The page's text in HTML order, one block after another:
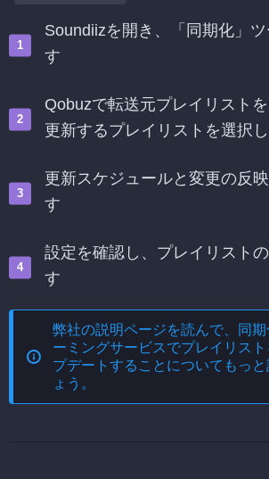
Soundiizを開き、「同期化」
す
Qobuzで転送元プレイリスト
更新するプレイリストを選択
更新スケジュールと変更の反
す
設定を確認し、プレイリスト
す
弊社の説明ページを読んで、
同
ーミングサービスでプレイリス
プデートする ことについてもっ
ょう。